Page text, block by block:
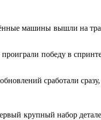
машины вышли на
победу в
сработали
крупный набор